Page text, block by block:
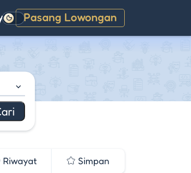
Pasang Lowongan
Gelap
Riwayat Simpan